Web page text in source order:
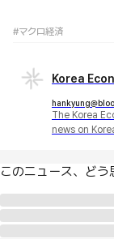
#マクロ経済
Korea
The Korea
news on
このニュース、どう